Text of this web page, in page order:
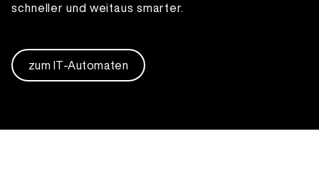
schneller und weitaus smarter.
zum IT-Automaten